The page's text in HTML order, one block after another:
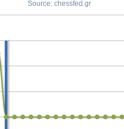
Source: chessfed.gr